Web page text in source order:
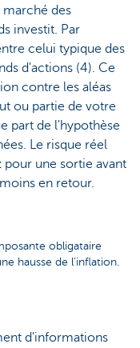
marché des
investit. Par
celui typique des
d'actions (4). Ce
contre les aléas
ou partie de votre
part de l'hypothèse
Le risque réel
une sortie avant
en retour.
obligataire
hausse de l’inflation.
d'informations